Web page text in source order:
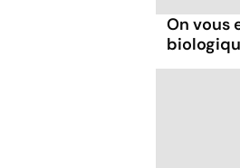
On vous